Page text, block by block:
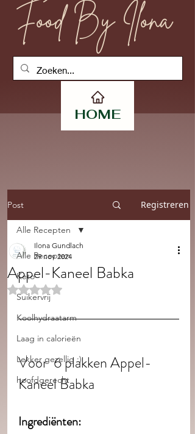
Food By Ilona
HOME
Post Registreren
Alle Recepten
Keto
Suikervrij
Koolhydraatarm
Laag in calorieën
Lekker gezellig :)
hoofdgerecht
Alle Recepten
Appel-Kaneel Babka
Ilona Gundlach
29 nov 2024
Beoordeeld met NaN uit 5 sterren.
Voor  6 plakken Appel-
Kaneel Babka
Ingrediënten: